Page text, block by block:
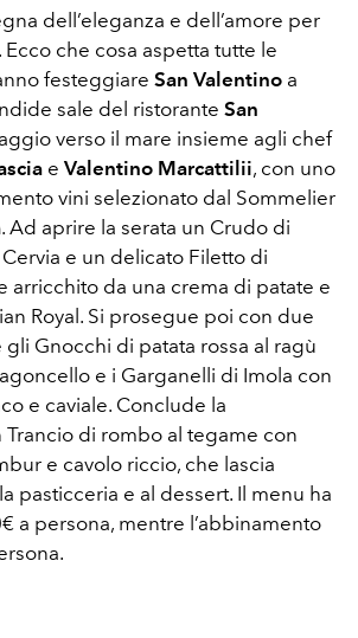
dell’eleganza e dell’amore per
Ecco che cosa aspetta tutte le
festeggiare San Valentino a
sale del ristorante San
verso il mare insieme agli chef
e Valentino Marcattilii, con uno
vini selezionato dal Sommelier
. Ad aprire la serata un Crudo di
e un delicato Filetto di
arricchito da una crema di patate e
Royal. Si prosegue poi con due
Gnocchi di patata rossa al ragù
e i Garganelli di Imola con
e caviale. Conclude la
di rombo al tegame con
e cavolo riccio, che lascia
pasticceria e al dessert. Il menu ha
a persona, mentre l’abbinamento